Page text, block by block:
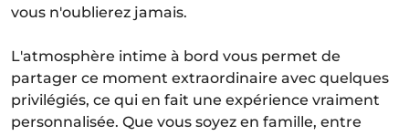
vous n'oublierez jamais.
L'atmosphère intime à bord vous permet de
partager ce moment extraordinaire avec quelques
privilégiés, ce qui en fait une expérience vraiment
personnalisée. Que vous soyez en famille, entre